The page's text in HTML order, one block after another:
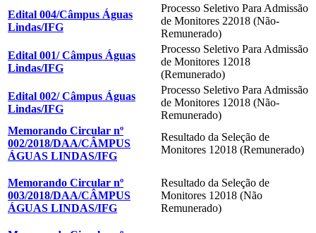
Edital 004/Câmpus Águas
Lindas/IFG
Processo Seletivo Para Admissão
de Monitores 22018 (Não-
Remunerado)
Edital 001/ Câmpus Águas
Lindas/IFG
Processo Seletivo Para Admissão
de Monitores 12018
(Remunerado)
Edital 002/ Câmpus Águas
Lindas/IFG
Processo Seletivo Para Admissão
de Monitores 12018 (Não-
Remunerado)
Memorando Circular nº
002/2018/DAA/CÂMPUS
ÁGUAS LINDAS/IFG
Resultado da Seleção de
Monitores 12018 (Remunerado)
Memorando Circular nº
003/2018/DAA/CÂMPUS
ÁGUAS LINDAS/IFG
Resultado da Seleção de
Monitores 12018 (Não
Remunerado)